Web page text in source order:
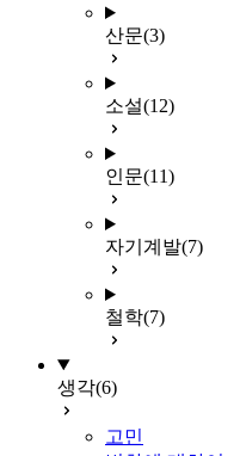
산문(3)
소설(12)
인문(11)
자기계발(7)
철학(7)
생각(6)
고민